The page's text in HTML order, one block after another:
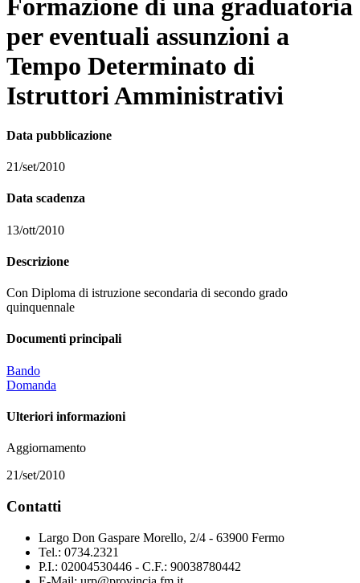
Formazione di una graduatoria
per eventuali assunzioni a
Tempo Determinato di
Istruttori Amministrativi
Data pubblicazione
21/set/2010
Data scadenza
13/ott/2010
Descrizione
Con Diploma di istruzione secondaria di secondo grado
quinquennale
Documenti principali
Bando
Domanda
Ulteriori informazioni
Aggiornamento
21/set/2010
Contatti
Largo Don Gaspare Morello, 2/4 - 63900 Fermo
Tel.: 0734.2321
P.I.: 02004530446 - C.F.: 90038780442